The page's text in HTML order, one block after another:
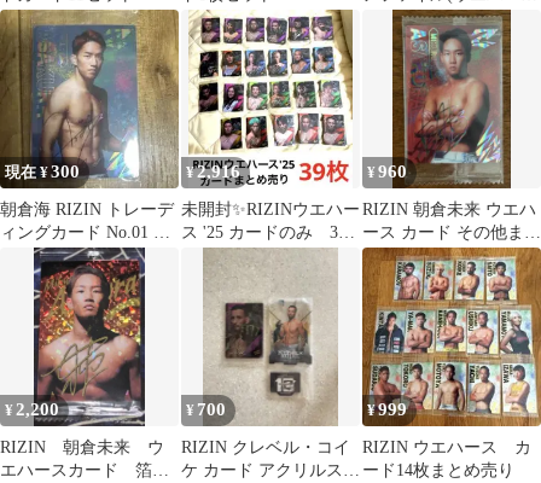
カード付き✨️)
現在 ¥300
朝倉海 RIZIN トレーデ
ィングカード No.01 ウ
エハース
¥2,916
未開封✨RIZINウエハー
ス '25 カードのみ 39
枚まとめ売り
¥960
RIZIN 朝倉未来 ウエハ
ース カード その他まと
め売りおまけあり
¥2,200
RIZIN 朝倉未来 ウ
エハースカード 箔押
¥ 700
RIZIN クレベル・コイ
ケ カード アクリルスタ
¥999
RIZIN ウエハース カ
ード14枚まとめ売り